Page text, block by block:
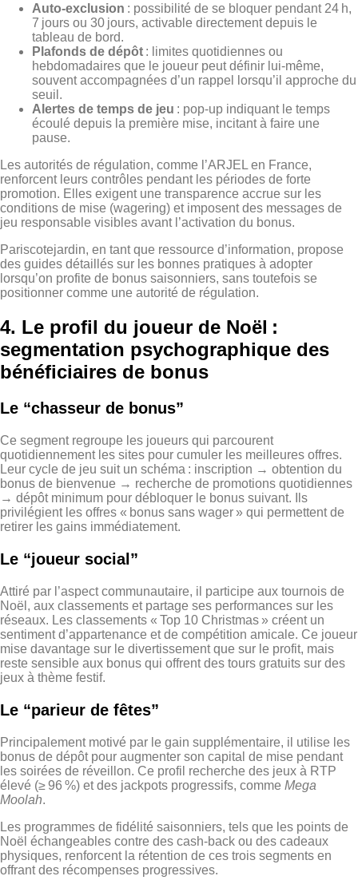
Auto‑exclusion : possibilité de se bloquer pendant 24 h,
7 jours ou 30 jours, activable directement depuis le
tableau de bord.
Plafonds de dépôt : limites quotidiennes ou
hebdomadaires que le joueur peut définir lui‑même,
souvent accompagnées d’un rappel lorsqu’il approche du
seuil.
Alertes de temps de jeu : pop‑up indiquant le temps
écoulé depuis la première mise, incitant à faire une
pause.
Les autorités de régulation, comme l’ARJEL en France,
renforcent leurs contrôles pendant les périodes de forte
promotion. Elles exigent une transparence accrue sur les
conditions de mise (wagering) et imposent des messages de
jeu responsable visibles avant l’activation du bonus.
Pariscotejardin, en tant que ressource d’information, propose
des guides détaillés sur les bonnes pratiques à adopter
lorsqu’on profite de bonus saisonniers, sans toutefois se
positionner comme une autorité de régulation.
4. Le profil du joueur de Noël :
segmentation psychographique des
bénéficiaires de bonus
Le “chasseur de bonus”
Ce segment regroupe les joueurs qui parcourent
quotidiennement les sites pour cumuler les meilleures offres.
Leur cycle de jeu suit un schéma : inscription → obtention du
bonus de bienvenue → recherche de promotions quotidiennes
→ dépôt minimum pour débloquer le bonus suivant. Ils
privilégient les offres « bonus sans wager » qui permettent de
retirer les gains immédiatement.
Le “joueur social”
Attiré par l’aspect communautaire, il participe aux tournois de
Noël, aux classements et partage ses performances sur les
réseaux. Les classements « Top 10 Christmas » créent un
sentiment d’appartenance et de compétition amicale. Ce joueur
mise davantage sur le divertissement que sur le profit, mais
reste sensible aux bonus qui offrent des tours gratuits sur des
jeux à thème festif.
Le “parieur de fêtes”
Principalement motivé par le gain supplémentaire, il utilise les
bonus de dépôt pour augmenter son capital de mise pendant
les soirées de réveillon. Ce profil recherche des jeux à RTP
élevé (≥ 96 %) et des jackpots progressifs, comme Mega
Moolah.
Les programmes de fidélité saisonniers, tels que les points de
Noël échangeables contre des cash‑back ou des cadeaux
physiques, renforcent la rétention de ces trois segments en
offrant des récompenses progressives.